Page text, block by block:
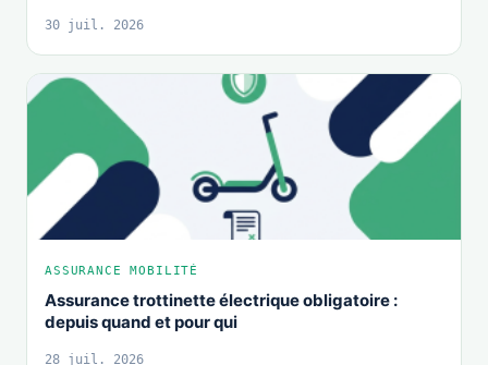
30 juil. 2026
ASSURANCE MOBILITÉ
Assurance trottinette électrique obligatoire :
depuis quand et pour qui
28 juil. 2026